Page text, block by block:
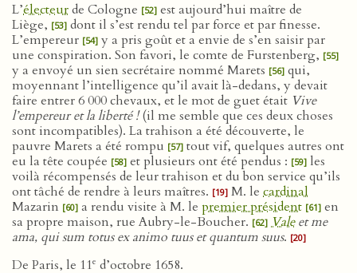
L’électeurde Cologne [52] est aujourd’hui maître de
Liège, [53] dont il s’est rendu tel par force et par finesse.
L’empereur [54] y a pris goût et a envie de s’en saisir par
une conspiration. Son favori, le comte de Furstenberg, [55]
y a envoyé un sien secrétaire nommé Marets [56] qui,
moyennant l’intelligence qu’il avait là-dedans, y devait
faire entrer 6 000 chevaux, et le mot de guet était Vive
l’empereur et la liberté !(il me semble que ces deux choses
sont incompatibles). La trahison a été découverte, le
pauvre Marets a été rompu [57] tout vif, quelques autres ont
eu la tête coupée [58] et plusieurs ont été pendus : [59] les
voilà récompensés de leur trahison et du bon service qu’ils
ont tâché de rendre à leurs maîtres. [19] M. le cardinal
Mazarin [60] a rendu visite à M. le premier président [61] en
sa propre maison, rue Aubry-le-Boucher. [62] Valeet me
ama, qui sum totus ex animo tuus et quantum suus. [20]
De Paris, le 11e d’octobre 1658.